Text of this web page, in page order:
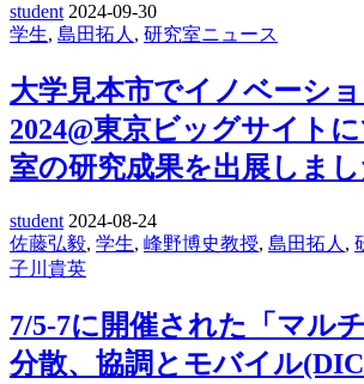
student 2024-09-30
学生, 島田拓人 , 研究室ニュース
大学見本市でイノベーシ
2024@東京ビッグサイト
室の研究成果を出展しまし
student 2024-08-24
佐藤弘毅, 学生, 峰野博史教授, 島田拓人 ,
子川貴英
7/5-7に開催された「マル
分散、協調とモバイル